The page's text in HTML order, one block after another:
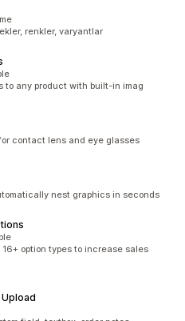
renkler, varyantlar
to any product with built-in imag
contact lens and eye glasses
nest graphics in seconds
option types to increase sales